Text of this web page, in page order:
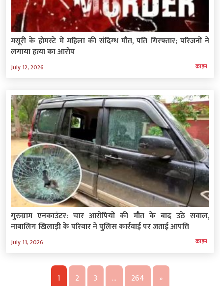
मसूरी के होमस्टे में महिला की संदिग्ध मौत, पति गिरफ्तार; परिजनों ने
लगाया हत्या का आरोप
July 12, 2026 क्राइम
गुरुग्राम एनकाउंटर: चार आरोपियों की मौत के बाद उठे सवाल,
नाबालिग खिलाड़ी के परिवार ने पुलिस कार्रवाई पर जताई आपत्ति
July 11, 2026 क्राइम
1 2 3 … 264 »